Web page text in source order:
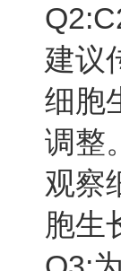
建议
细胞
调整
观察
胞生